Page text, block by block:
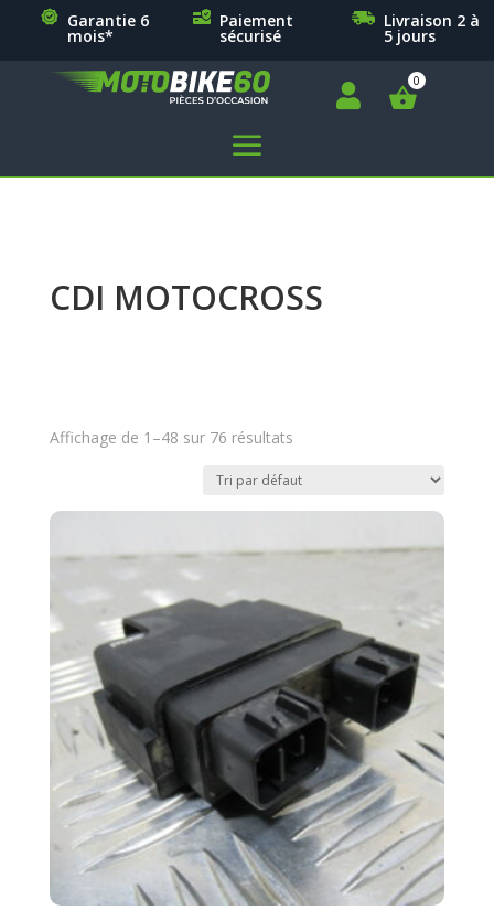
Garantie 6
mois*
Paiement
sécurisé
Livraison 2 à
5 jours

a
CDI MOTOCROSS
Affichage de 1–48 sur 76 résultats